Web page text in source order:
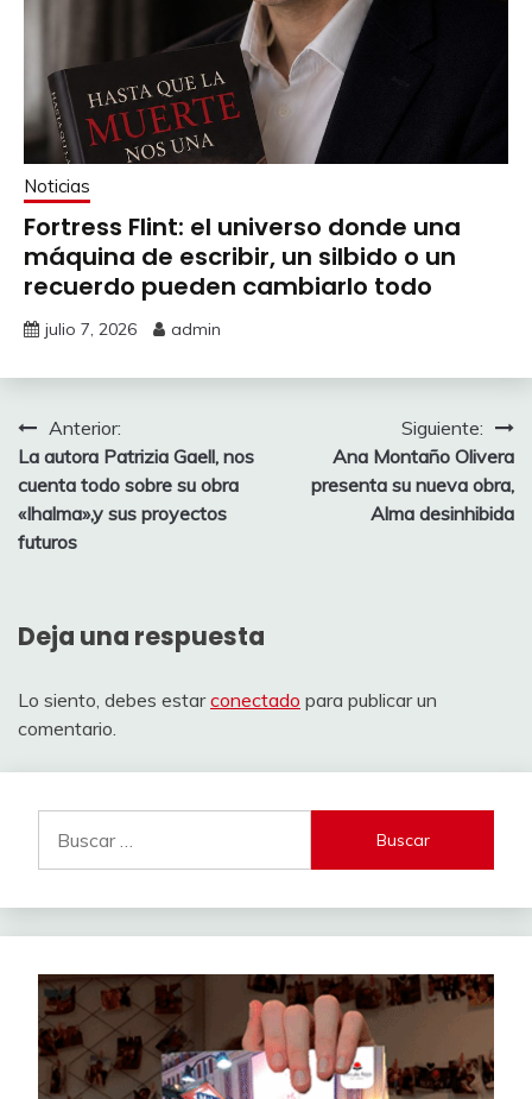
Noticias
Fortress Flint: el universo donde una
máquina de escribir, un silbido o un
recuerdo pueden cambiarlo todo
julio 7, 2026 admin
Navegación
de
entradas
Anterior:
La autora Patrizia Gaell, nos
cuenta todo sobre su obra
«Ihalma»,y sus proyectos
futuros
Siguiente:
Ana Montaño Olivera
presenta su nueva obra,
Alma desinhibida
Deja una respuesta
Lo siento, debes estarconectado para publicar un
comentario.